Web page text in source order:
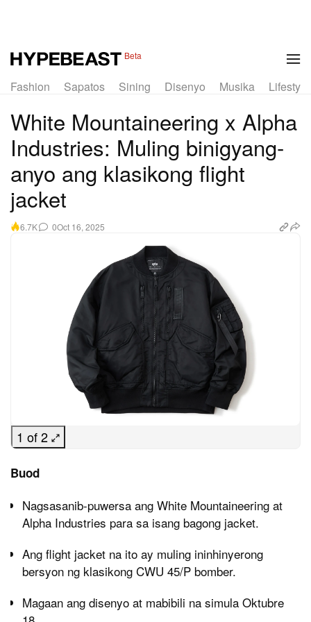
Beta
Fashion Sapatos Sining Disenyo Musika Lifestyle
White Mountaineering x Alpha
Industries: Muling binigyang-
anyo ang klasikong flight
jacket
6.7K 0Oct 16, 2025
1 of 2
Buod
Nagsasanib-puwersa ang White Mountaineering at
Alpha Industries para sa isang bagong jacket.
Ang flight jacket na ito ay muling ininhinyerong
bersyon ng klasikong CWU 45/P bomber.
Magaan ang disenyo at mabibili na simula Oktubre